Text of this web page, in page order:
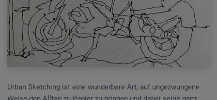
Urban Sketching ist eine wunderbare Art, auf ungezwungene